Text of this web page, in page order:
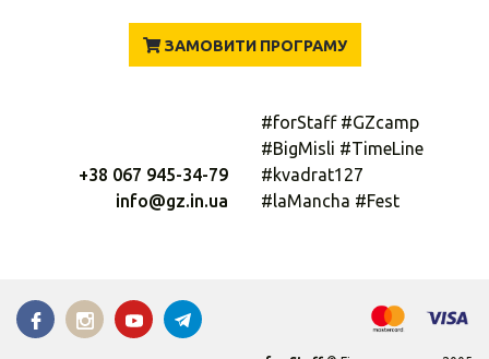
ЗАМОВИТИ ПРОГРАМУ
+38 067 945-34-79
info@gz.in.ua
#forStaff #GZcamp
#BigMisli #TimeLine
#kvadrat127
#laMancha #Fest